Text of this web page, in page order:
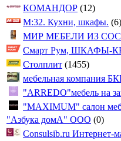
КОМАНДОР (12)
М:32. Кухни, шкафы. (6)
МИР МЕБЕЛИ ИЗ
Смарт Рум, ШКАФЫ-
Столплит (1455)
мебельная компания
"ARREDO"мебель на
"MAXIMUM" салон
"Азбука домА" ООО (0)
Consulsib.ru Интернет-